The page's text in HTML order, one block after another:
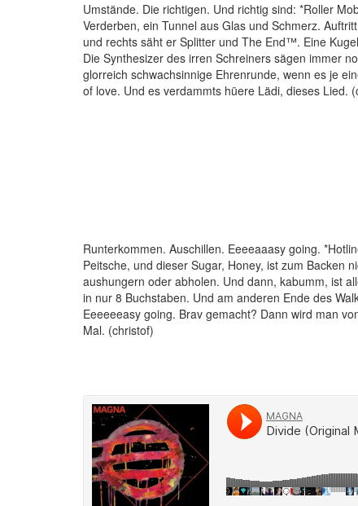
Umstände. Die richtigen. Und richtig sind: *Roller
Verderben, ein Tunnel aus Glas und Schmerz.
und rechts säht er Splitter und The End™. Eine
Die Synthesizer des irren Schreiners sägen immer
glorreich schwachsinnige Ehrenrunde, wenn es je
of love. Und es verdammts hüere Lädi, dieses Lied.
Runterkommen. Auschillen. Eeeeaaasy going.
Peitsche, und dieser Sugar, Honey, ist zum Backen
aushungern oder abholen. Und dann, kabumm, ist
in nur 8 Buchstaben. Und am anderen Ende des
Eeeeeeasy going. Brav gemacht? Dann wird man
Mal. (christof)